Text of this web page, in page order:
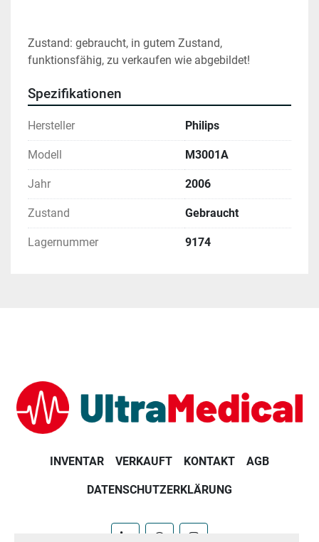
Zustand: gebraucht, in gutem Zustand,
funktionsfähig, zu verkaufen wie abgebildet!
Spezifikationen
Hersteller Philips
Modell M3001A
Jahr 2006
Zustand Gebraucht
Lagernummer 9174
INVENTAR VERKAUFT KONTAKT AGB
DATENSCHUTZERKLÄRUNG